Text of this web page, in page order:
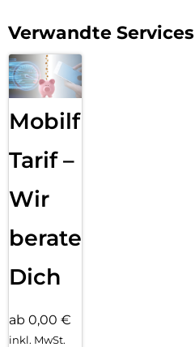
Verwandte Services
Mobilfunk
Tarif –
Wir
beraten
Dich
ab 0,00 €
inkl. MwSt.